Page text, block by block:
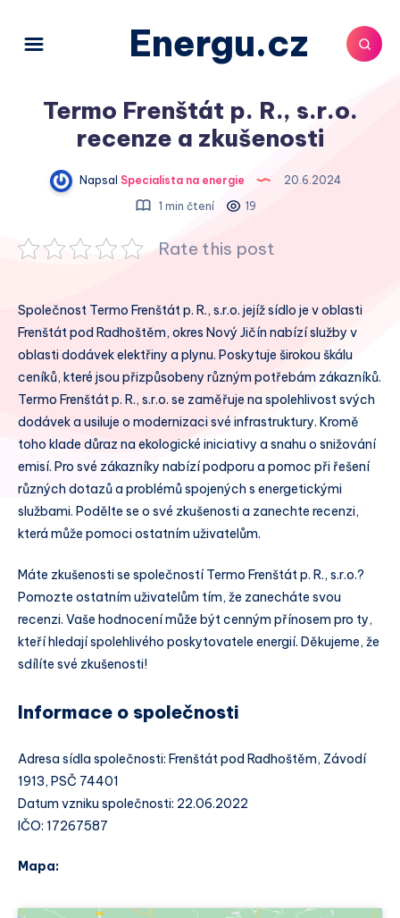
Energu.cz
Termo Frenštát p. R., s.r.o.
recenze a zkušenosti
Napsal Specialista na energie
20.6.2024
1 min čtení
19
Rate this post
Společnost Termo Frenštát p. R., s.r.o. jejíž sídlo je v oblasti
Frenštát pod Radhoštěm, okres Nový Jičín nabízí služby v
oblasti dodávek elektřiny a plynu. Poskytuje širokou škálu
ceníků, které jsou přizpůsobeny různým potřebám zákazníků.
Termo Frenštát p. R., s.r.o. se zaměřuje na spolehlivost svých
dodávek a usiluje o modernizaci své infrastruktury. Kromě
toho klade důraz na ekologické iniciativy a snahu o snižování
emisí. Pro své zákazníky nabízí podporu a pomoc při řešení
různých dotazů a problémů spojených s energetickými
službami. Podělte se o své zkušenosti a zanechte recenzi,
která může pomoci ostatním uživatelům.
Máte zkušenosti se společností Termo Frenštát p. R., s.r.o.?
Pomozte ostatním uživatelům tím, že zanecháte svou
recenzi. Vaše hodnocení může být cenným přínosem pro ty,
kteří hledají spolehlivého poskytovatele energií. Děkujeme, že
sdílíte své zkušenosti!
Informace o společnosti
Adresa sídla společnosti: Frenštát pod Radhoštěm, Závodí
1913, PSČ 74401
Datum vzniku společnosti: 22.06.2022
IČO: 17267587
Mapa: